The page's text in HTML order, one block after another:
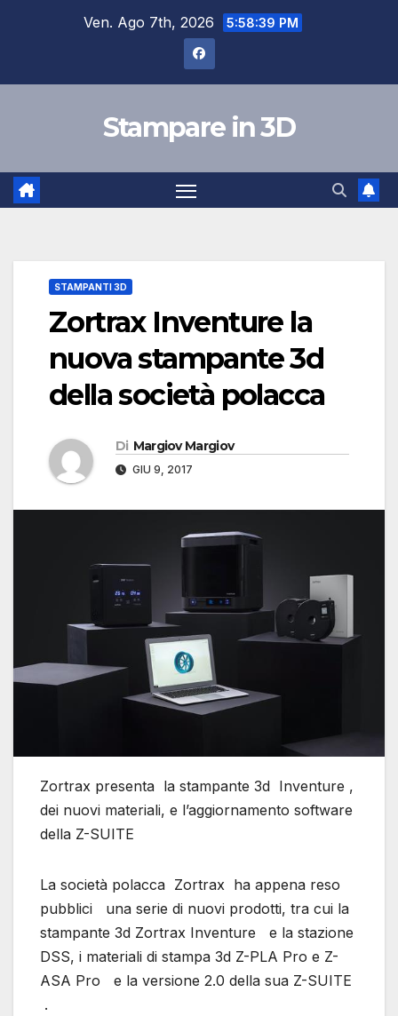
Ven. Ago 7th, 2026 5:58:40 PM
Stampare in 3D
STAMPANTI 3D
Zortrax Inventure la
nuova stampante 3d
della società polacca
Di Margiov Margiov
GIU 9, 2017
Zortrax presenta la stampante 3d Inventure ,
dei nuovi materiali, e l’aggiornamento software
della Z-SUITE
La società polacca Zortrax ha appena reso
pubblici una serie di nuovi prodotti, tra cui la
stampante 3d Zortrax Inventure e la stazione
DSS, i materiali di stampa 3d Z-PLA Pro e Z-
ASA Pro e la versione 2.0 della sua Z-SUITE
.